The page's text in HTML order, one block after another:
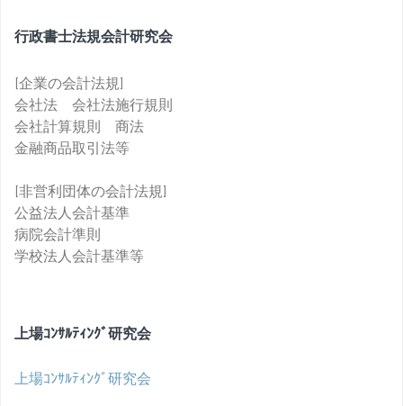
行政書士法規会計研究会
[企業の会計法規]
会社法 会社法施行規則
会社計算規則 商法
金融商品取引法等
[非営利団体の会計法規]
公益法人会計基準
病院会計準則
学校法人会計基準等
上場ｺﾝｻﾙﾃｨﾝｸﾞ研究会
上場ｺﾝｻﾙﾃｨﾝｸﾞ研究会